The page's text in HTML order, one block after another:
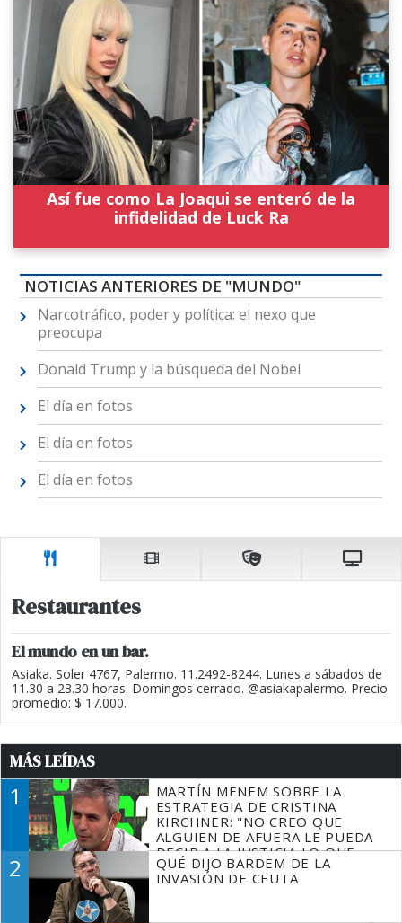
Así fue como La Joaqui se enteró de la
infidelidad de Luck Ra
NOTICIAS ANTERIORES DE "MUNDO"
Narcotráfico, poder y política: el nexo que
preocupa
Donald Trump y la búsqueda del Nobel
El día en fotos
El día en fotos
El día en fotos
Restaurantes
El mundo en un bar.
Asiaka. Soler 4767, Palermo. 11.2492-8244. Lunes a sábados de
11.30 a 23.30 horas. Domingos cerrado. @asiakapalermo. Precio
promedio: $ 17.000.
MÁS LEÍDAS
1
MARTÍN MENEM SOBRE LA
ESTRATEGIA DE CRISTINA
KIRCHNER: "NO CREO QUE
ALGUIEN DE AFUERA LE PUEDA
DECIR A LA JUSTICIA LO QUE
TIENE QUE HACER"
2
QUÉ DIJO BARDEM DE LA
INVASIÓN DE CEUTA